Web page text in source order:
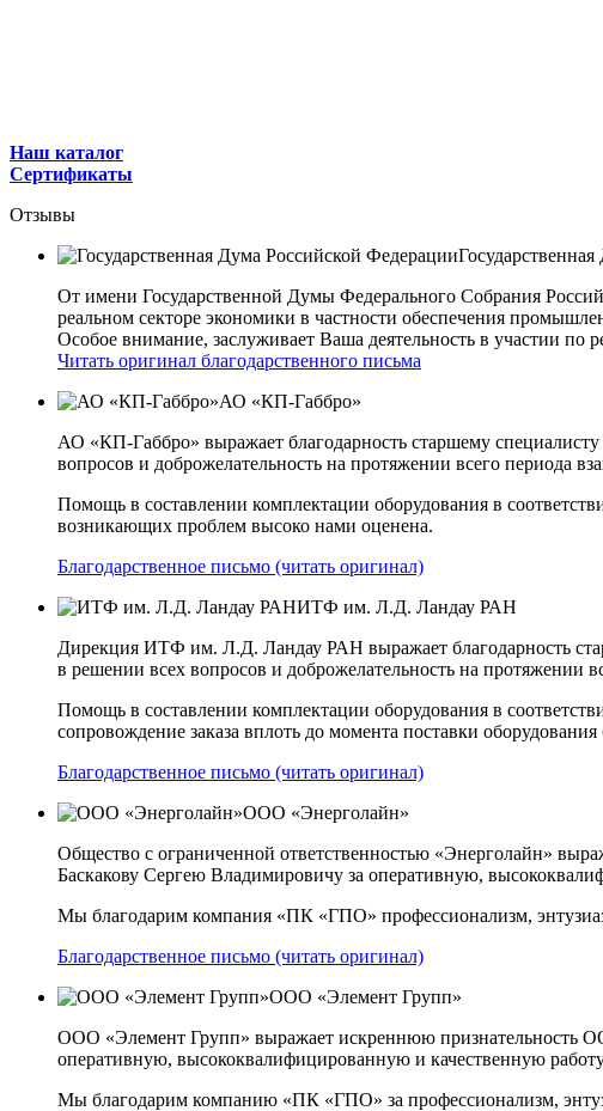
Наш каталог
Сертификаты
Отзывы
От имени Государственной Думы Федерального Собрания
реальном секторе экономики в частности обеспечения
Особое внимание, заслуживает Ваша деятельность в участии по
Читать оригинал благодарственного письма
АО «КП-Габбро»
АО «КП-Габбро» выражает благодарность старшему
вопросов и доброжелательность на протяжении всего периода
Помощь в составлении комплектации оборудования в
возникающих проблем высоко нами оценена.
Благодарственное письмо (читать оригинал)
ИТФ им. Л.Д. Ландау РАН
Дирекция ИТФ им. Л.Д. Ландау РАН выражает благодарность
в решении всех вопросов и доброжелательность на протяжении
Помощь в составлении комплектации оборудования в
сопровождение заказа вплоть до момента поставки
Благодарственное письмо (читать оригинал)
ООО «Энерголайн»
Общество с ограниченной ответственностью «Энерголайн»
Баскакову Сергею Владимировичу за оперативную,
Мы благодарим компания «ПК «ГПО» профессионализм,
Благодарственное письмо (читать оригинал)
ООО «Элемент Групп»
ООО «Элемент Групп» выражает искреннюю признательность
оперативную, высококвалифицированную и качественную
Мы благодарим компанию «ПК «ГПО» за профессионализм,